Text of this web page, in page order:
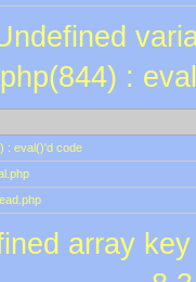
:
: eval()'d code
array